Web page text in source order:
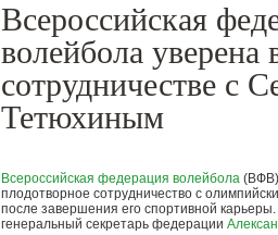
Всероссийская
волейбола уверена
сотрудничестве с
Тетюхиным
Всероссийская федерация волейбола (ВФВ)
плодотворное сотрудничество с
после завершения его спортивной
генеральный секретарь федерации